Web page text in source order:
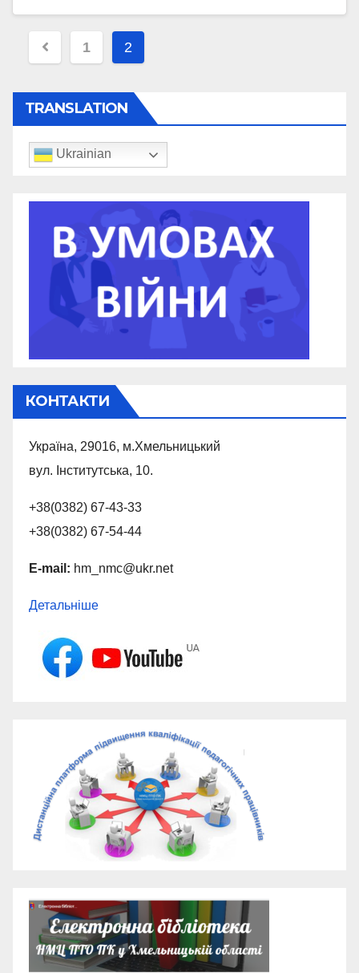
1 2
TRANSLATION
Ukrainian
КОНТАКТИ
Україна, 29016, м.Хмельницький
вул. Інститутська, 10.
+38(0382) 67-43-33
+38(0382) 67-54-44
E-mail: hm_nmc@ukr.net
Детальніше